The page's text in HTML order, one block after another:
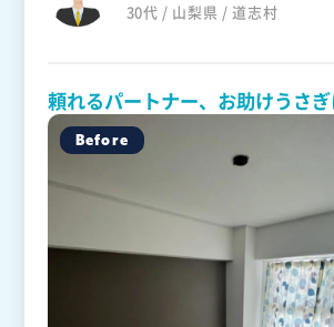
30代 / 山梨県 / 道志村
頼れるパートナー、お助けうさ